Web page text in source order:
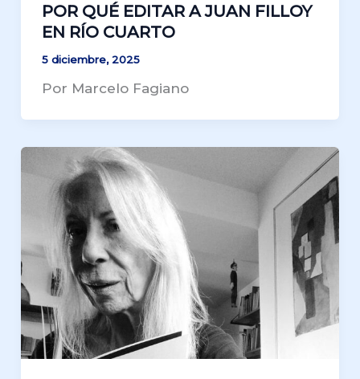
POR QUÉ EDITAR A JUAN FILLOY
EN RÍO CUARTO
5 diciembre, 2025
Por Marcelo Fagiano